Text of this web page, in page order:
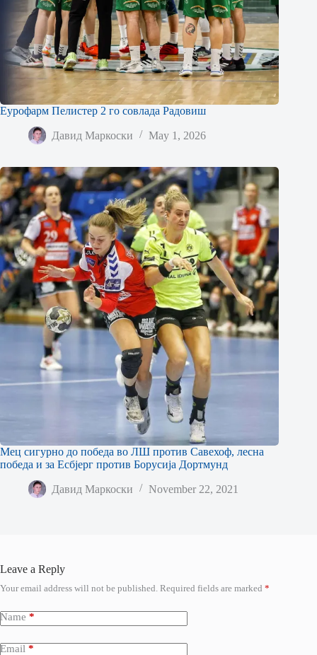
Еурофарм Пелистер 2 го совлада Радовиш
Давид Маркоски May 1, 2026
Мец сигурно до победа во ЛШ против Савехоф, лесна
победа и за Есбјерг против Борусија Дортмунд
Давид Маркоски November 22, 2021
Leave a Reply
Your email address will not be published. Required fields are marked *
Name *
Email *